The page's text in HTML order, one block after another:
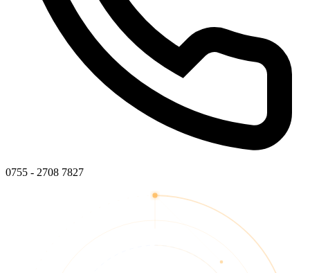
0755 - 2708 7827